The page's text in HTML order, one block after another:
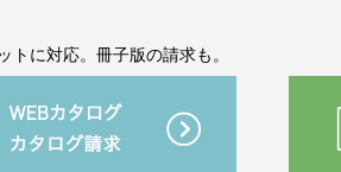
トに対応。冊子版の請求も。